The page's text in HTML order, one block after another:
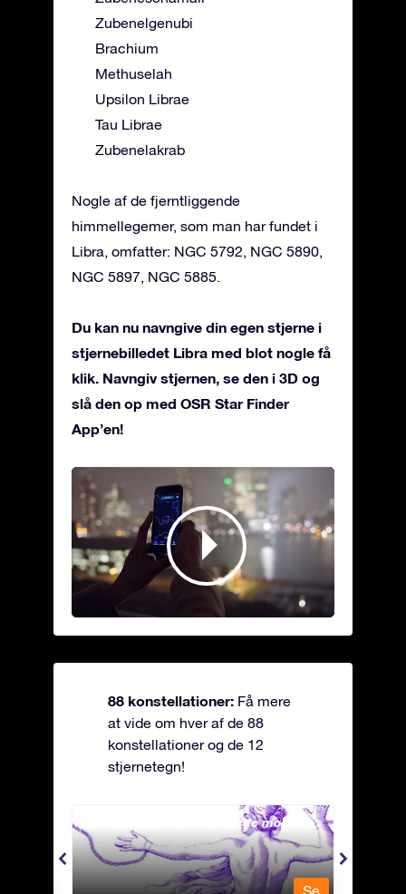
Zubenelgenubi
Brachium
Methuselah
Upsilon Librae
Tau Librae
Zubenelakrab
Nogle af de fjerntliggende
himmellegemer, som man har fundet i
Libra, omfatter: NGC 5792, NGC 5890,
NGC 5897, NGC 5885.
Du kan nu navngive din egen stjerne i
stjernebilledet Libra med blot nogle få
klik. Navngiv stjernen, se den i 3D og
slå den op med OSR Star Finder
App’en!
88 konstellationer: Få mere
at vide om hver af de 88
konstellationer og de 12
stjernetegn!
Andromeda - Den lænkede mø
Se